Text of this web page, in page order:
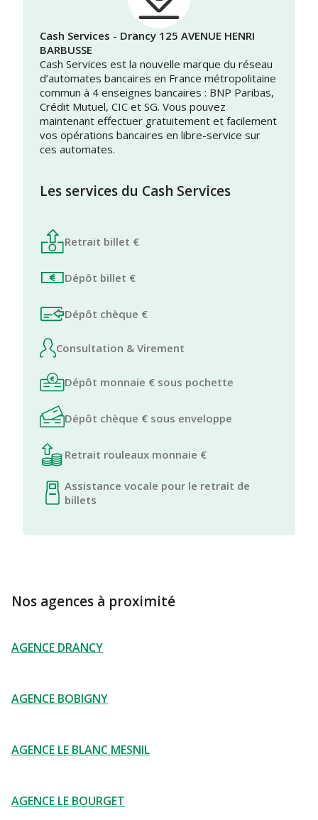
Cash Services - Drancy 125 AVENUE HENRI
BARBUSSE
Cash Services est la nouvelle marque du réseau
d’automates bancaires en France métropolitaine
commun à 4 enseignes bancaires : BNP Paribas,
Crédit Mutuel, CIC et SG. Vous pouvez
maintenant effectuer gratuitement et facilement
vos opérations bancaires en libre-service sur
ces automates.
Les services du Cash Services
Retrait billet €
Dépôt billet €
Dépôt chèque €
Consultation & Virement
Dépôt monnaie € sous pochette
Dépôt chèque € sous enveloppe
Retrait rouleaux monnaie €
Assistance vocale pour le retrait de
billets
Nos agences à proximité
AGENCE DRANCY
AGENCE BOBIGNY
AGENCE LE BLANC MESNIL
AGENCE LE BOURGET